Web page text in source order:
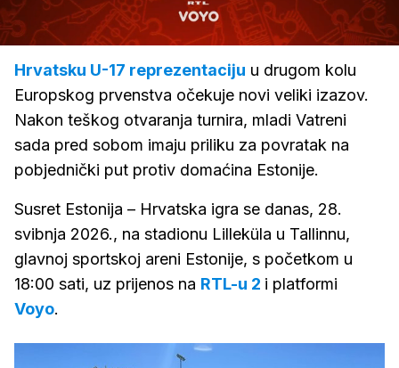
Upali
zvuk
/
Loaded:
100.00%
Hrvatsku U-17 reprezentaciju u drugom kolu
Europskog prvenstva očekuje novi veliki izazov.
Nakon teškog otvaranja turnira, mladi Vatreni
sada pred sobom imaju priliku za povratak na
pobjednički put protiv domaćina Estonije.
Susret Estonija – Hrvatska igra se danas, 28.
svibnja 2026., na stadionu Lilleküla u Tallinnu,
glavnoj sportskoj areni Estonije, s početkom u
18:00 sati, uz prijenos na RTL-u 2 i platformi
Voyo.